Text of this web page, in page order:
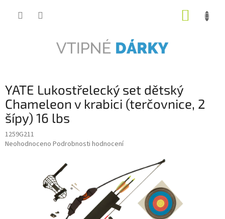
YATE Lukostřelecký set dětský
Chameleon v krabici (terčovnice, 2
šípy) 16 lbs
1259G211
Průměrné
Neohodnoceno Podrobnosti hodnocení